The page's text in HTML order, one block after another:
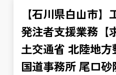
【石川県白山市
発注者支援業務【
土交通省 北陸地
国道事務所 尾口